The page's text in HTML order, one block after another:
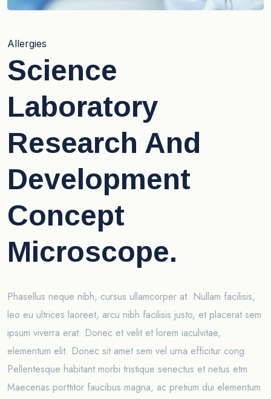
Allergies
Science
Laboratory
Research And
Development
Concept
Microscope.
Phasellus neque nibh, cursus ullamcorper at. Nullam facilisis,
leo eu ultrices laoreet, arcu nibh facilisis justo, et placerat sem
ipsum viverra erat. Donec et velit et lorem iaculvitae,
elementum elit. Donec sit amet sem vel urna efficitur cong.
Pellentesque habitant morbi tristique senectus et netus etm
Maecenas porttitor faucibus magna, ac pretium dui elementum